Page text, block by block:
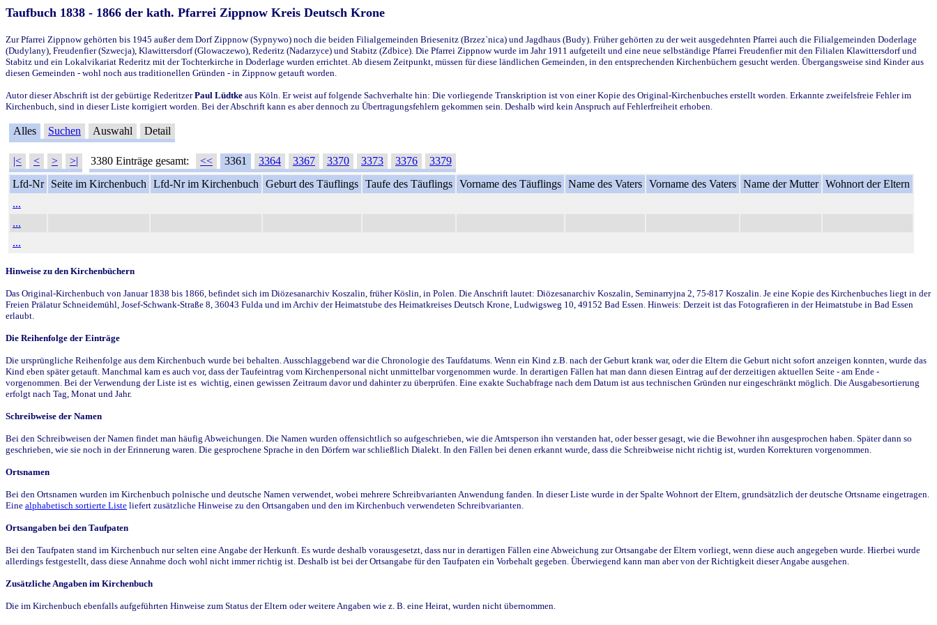
Taufbuch 1838 - 1866 der kath. Pfarrei Zippnow Kreis Deutsch Krone
Zur Pfarrei Zippnow gehörten bis 1945 außer dem Dorf Zippnow (Sypnywo) noch die beiden Filialgemeinden Briesenitz (Brzez`nica) und Jagdhaus (Budy). Früher gehörten zu der weit ausgedehnten Pfarrei auch die Filialgemeinden Doderlage
(Dudylany), Freudenfier (Szwecja), Klawittersdorf (Glowaczewo), Rederitz (Nadarzyce) und Stabitz (Zdbice). Die Pfarrei Zippnow wurde im Jahr 1911 aufgeteilt und eine neue selbständige Pfarrei Freudenfier mit den Filialen Klawittersdorf und
Stabitz und ein Lokalvikariat Rederitz mit der Tochterkirche in Doderlage wurden errichtet. Ab diesem Zeitpunkt, müssen für diese ländlichen Gemeinden, in den entsprechenden Kirchenbüchern gesucht werden. Übergangsweise sind Kinder aus
diesen Gemeinden - wohl noch aus traditionellen Gründen - in Zippnow getauft worden.
Autor dieser Abschrift ist der gebürtige RederitzerPaul Lüdtke aus Köln. Er weist auf folgende Sachverhalte hin: Die vorliegende Transkription ist von einer Kopie des Original-Kirchenbuches erstellt worden. Erkannte zweifelsfreie Fehler im
Kirchenbuch, sind in dieser Liste korrigiert worden. Bei der Abschrift kann es aber dennoch zu Übertragungsfehlern gekommen sein. Deshalb wird kein Anspruch auf Fehlerfreiheit erhoben.
Alles Suchen Auswahl Detail
|< < > >| 3380 Einträge gesamt: << 3361 3364 3367 3370 3373 3376
3379
Lfd-Nr
Seite im Kirchenbuch Lfd-Nr im Kirchenbuch Geburt des Täuflings Taufe des Täuflings Vorname des Täuflings Name des Vaters Vorname des Vaters Name der Mutter Wohnort der Eltern
...
...
...
Hinweise zu den Kirchenbüchern
Das Original-Kirchenbuch von Januar 1838 bis 1866, befindet sich im Diözesanarchiv Koszalin, früher Köslin, in Polen. Die Anschrift lautet: Diözesanarchiv Koszalin, Seminarryjna 2, 75-817 Koszalin. Je eine Kopie des Kirchenbuches liegt in der
Freien Prälatur Schneidemühl, Josef-Schwank-Straße 8, 36043 Fulda und im Archiv der Heimatstube des Heimatkreises Deutsch Krone, Ludwigsweg 10, 49152 Bad Essen. Hinweis: Derzeit ist das Fotografieren in der Heimatstube in Bad Essen
erlaubt.
Die Reihenfolge der Einträge
Die ursprüngliche Reihenfolge aus dem Kirchenbuch wurde bei behalten. Ausschlaggebend war die Chronologie des Taufdatums. Wenn ein Kind z.B. nach der Geburt krank war, oder die Eltern die Geburt nicht sofort anzeigen konnten, wurde das
Kind eben später getauft. Manchmal kam es auch vor, dass der Taufeintrag vom Kirchenpersonal nicht unmittelbar vorgenommen wurde. In derartigen Fällen hat man dann diesen Eintrag auf der derzeitigen aktuellen Seite - am Ende -
vorgenommen. Bei der Verwendung der Liste ist es wichtig, einen gewissen Zeitraum davor und dahinter zu überprüfen. Eine exakte Suchabfrage nach dem Datum ist aus technischen Gründen nur eingeschränkt möglich. Die Ausgabesortierung
erfolgt nach Tag, Monat und Jahr.
Schreibweise der Namen
Bei den Schreibweisen der Namen findet man häufig Abweichungen. Die Namen wurden offensichtlich so aufgeschrieben, wie die Amtsperson ihn verstanden hat, oder besser gesagt, wie die Bewohner ihn ausgesprochen haben. Später dann so
geschrieben, wie sie noch in der Erinnerung waren. Die gesprochene Sprache in den Dörfern war schließlich Dialekt. In den Fällen bei denen erkannt wurde, dass die Schreibweise nicht richtig ist, wurden Korrekturen vorgenommen.
Ortsnamen
Bei den Ortsnamen wurden im Kirchenbuch polnische und deutsche Namen verwendet, wobei mehrere Schreibvarianten Anwendung fanden. In dieser Liste wurde in der Spalte Wohnort der Eltern, grundsätzlich der deutsche Ortsname eingetragen.
Eine alphabetisch sortierte Liste liefert zusätzliche Hinweise zu den Ortsangaben und den im Kirchenbuch verwendeten Schreibvarianten.
Ortsangaben bei den Taufpaten
Bei den Taufpaten stand im Kirchenbuch nur selten eine Angabe der Herkunft. Es wurde deshalb vorausgesetzt, dass nur in derartigen Fällen eine Abweichung zur Ortsangabe der Eltern vorliegt, wenn diese auch angegeben wurde. Hierbei wurde
allerdings festgestellt, dass diese Annahme doch wohl nicht immer richtig ist. Deshalb ist bei der Ortsangabe für den Taufpaten ein Vorbehalt gegeben. Überwiegend kann man aber von der Richtigkeit dieser Angabe ausgehen.
Zusätzliche Angaben im Kirchenbuch
Die im Kirchenbuch ebenfalls aufgeführten Hinweise zum Status der Eltern oder weitere Angaben wie z. B. eine Heirat, wurden nicht übernommen.